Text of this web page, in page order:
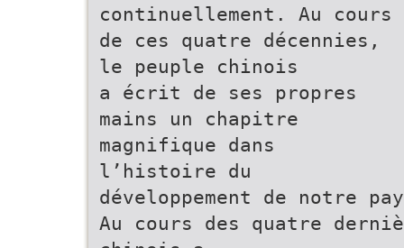
continuellement. Au cours
de ces quatre décennies,
le peuple chinois
a écrit de ses propres
mains un chapitre
magnifique dans
l’histoire du
développement de notre
Au cours des quatre